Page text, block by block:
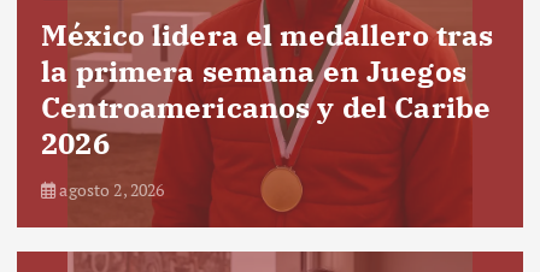
México lidera el medallero tras
la primera semana en Juegos
Centroamericanos y del Caribe
2026
agosto 2, 2026